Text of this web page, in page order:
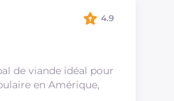
de viande idéal pour
en Amérique,
4.9